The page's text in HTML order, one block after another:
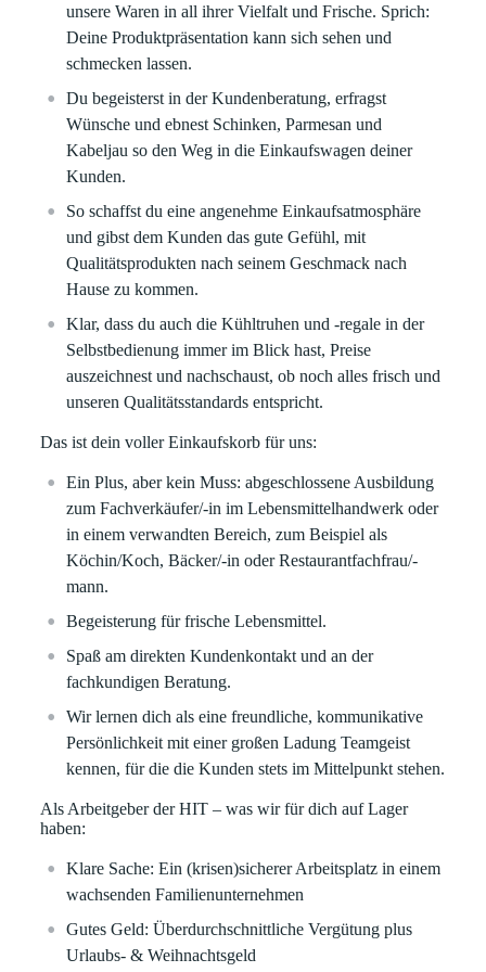
unsere Waren in all ihrer Vielfalt und Frische. Sprich:
Deine Produktpräsentation kann sich sehen und
schmecken lassen.
Du begeisterst in der Kundenberatung, erfragst
Wünsche und ebnest Schinken, Parmesan und
Kabeljau so den Weg in die Einkaufswagen deiner
Kunden.
So schaffst du eine angenehme Einkaufsatmosphäre
und gibst dem Kunden das gute Gefühl, mit
Qualitätsprodukten nach seinem Geschmack nach
Hause zu kommen.
Klar, dass du auch die Kühltruhen und -regale in der
Selbstbedienung immer im Blick hast, Preise
auszeichnest und nachschaust, ob noch alles frisch und
unseren Qualitätsstandards entspricht.
Das ist dein voller Einkaufskorb für uns:
Ein Plus, aber kein Muss: abgeschlossene Ausbildung
zum Fachverkäufer/-in im Lebensmittelhandwerk oder
in einem verwandten Bereich, zum Beispiel als
Köchin/Koch, Bäcker/-in oder Restaurantfachfrau/-
mann.
Begeisterung für frische Lebensmittel.
Spaß am direkten Kundenkontakt und an der
fachkundigen Beratung.
Wir lernen dich als eine freundliche, kommunikative
Persönlichkeit mit einer großen Ladung Teamgeist
kennen, für die die Kunden stets im Mittelpunkt stehen.
Als Arbeitgeber der HIT – was wir für dich auf Lager
haben:
Klare Sache:Ein (krisen)sicherer Arbeitsplatz in einem
wachsenden Familienunternehmen
Gutes Geld:Überdurchschnittliche Vergütung plus
Urlaubs- & Weihnachtsgeld